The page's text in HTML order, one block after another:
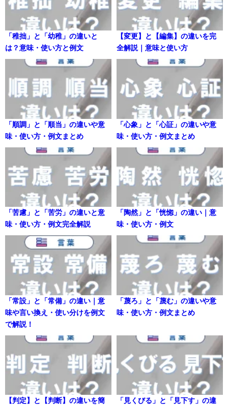
「稚拙」と「幼稚」の違いと
は？意味・使い方と例文
【変更】と【編集】の違いを完
全解説｜意味と使い方
「順調」と「順当」の違いや意
味・使い方・例文まとめ
「心象」と「心証」の違いや意
味・使い方・例文まとめ
「苦慮」と「苦労」の違いと意
味・使い方・例文完全解説
「陶然」と「恍惚」の違い｜意
味・使い方・例文
「常設」と「常備」の違い｜意
味や言い換え・使い分けを例文
で解説！
「蔑ろ」と「蔑む」の違いや意
味・使い方・例文まとめ
【判定】と【判断】の違いを簡
「見くびる」と「見下す」の違